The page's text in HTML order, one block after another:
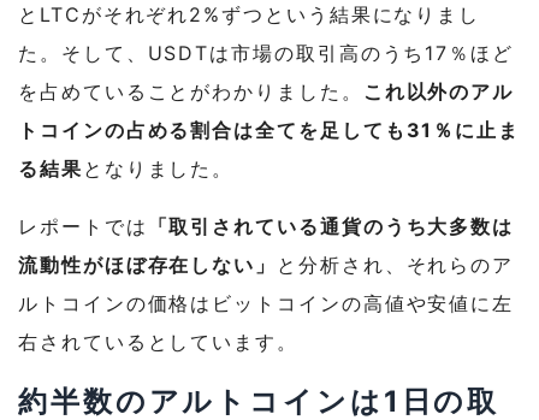
とLTCがそれぞれ2%ずつという結果になりまし
た。そして、USDTは市場の取引高のうち17％ほど
を占めていることがわかりました。
これ以外のアル
トコインの占める割合は全てを足しても31％に止ま
る結果 となりました。
レポートでは 「取引されている通貨のうち大多数は
流動性がほぼ存在しない」 と分析され、それらのア
ルトコインの価格はビットコインの高値や安値に左
右されているとしています。
約半数のアルトコインは1日の取